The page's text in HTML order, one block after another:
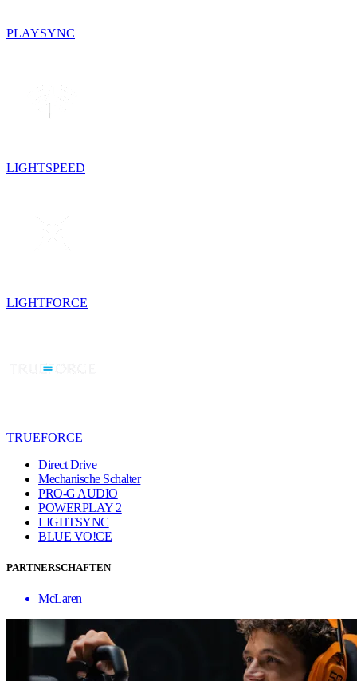
PLAYSYNC
LIGHTSPEED
LIGHTFORCE
TRUEFORCE
Direct Drive
Mechanische Schalter
PRO-G AUDIO
POWERPLAY 2
LIGHTSYNC
BLUE VO!CE
PARTNERSCHAFTEN
McLaren